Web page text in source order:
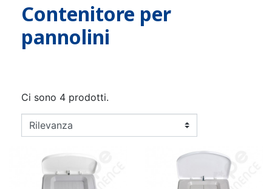
Contenitore per
pannolini
Ci sono 4 prodotti.